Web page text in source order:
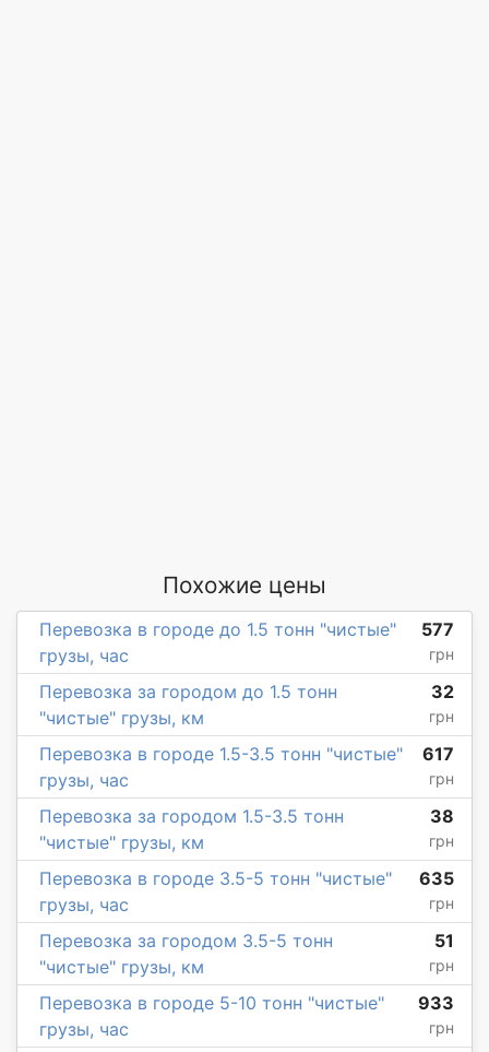
Похожие цены
Перевозка в городе до 1.5 тонн "чистые"
грузы, час
577
грн
Перевозка за городом до 1.5 тонн
"чистые" грузы, км
32
грн
Перевозка в городе 1.5-3.5 тонн "чистые"
грузы, час
617
грн
Перевозка за городом 1.5-3.5 тонн
"чистые" грузы, км
38
грн
Перевозка в городе 3.5-5 тонн "чистые"
грузы, час
635
грн
Перевозка за городом 3.5-5 тонн
"чистые" грузы, км
51
грн
Перевозка в городе 5-10 тонн "чистые"
грузы, час
933
грн